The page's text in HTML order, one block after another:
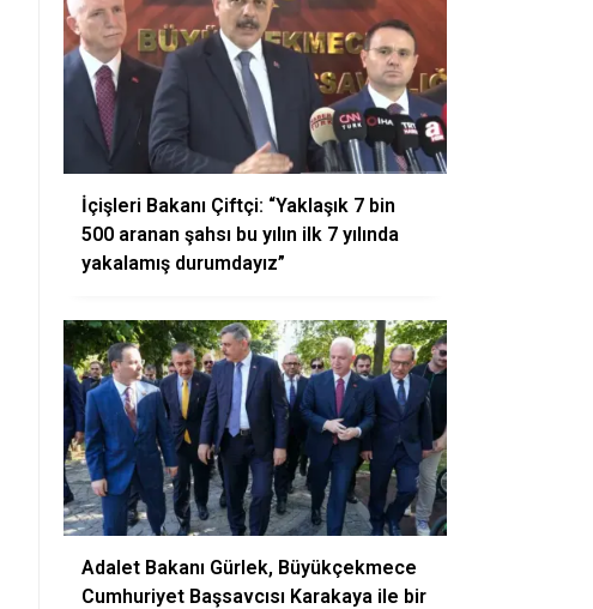
İçişleri Bakanı Çiftçi: “Yaklaşık 7 bin
500 aranan şahsı bu yılın ilk 7 yılında
yakalamış durumdayız”
Adalet Bakanı Gürlek, Büyükçekmece
Cumhuriyet Başsavcısı Karakaya ile bir